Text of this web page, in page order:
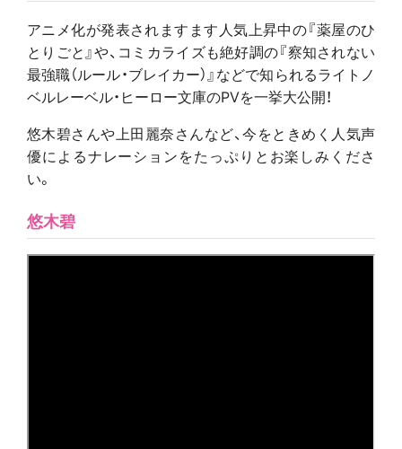
アニメ化が発表されますます人気上昇中の『薬屋のひ
とりごと』や、コミカライズも絶好調の『察知されない
最強職（ルール・ブレイカー）』などで知られるライトノ
ベルレーベル・ヒーロー文庫のPVを一挙大公開！
悠木碧さんや上田麗奈さんなど、今をときめく人気声
優によるナレーションをたっぷりとお楽しみくださ
い。
悠木碧